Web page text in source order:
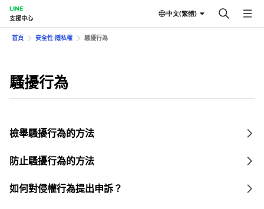
LINE
支援中心
中文(繁體)
首頁 安全性⋅隱私權 騷擾行為
騷擾行為
檢舉騷擾行為的方法
防止騷擾行為的方法
如何對侵權行為提出申訴？